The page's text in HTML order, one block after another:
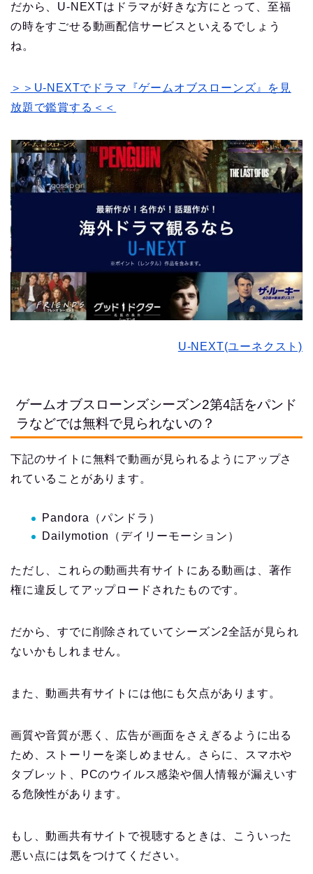
だから、U-NEXTはドラマが好きな方にとって、至福
の時をすごせる動画配信サービスといえるでしょう
ね。
＞＞U-NEXTでドラマ『ゲームオブスローンズ』を見
放題で鑑賞する＜＜
U-NEXT(ユーネクスト)
ゲームオブスローンズシーズン2第4話をパンド
ラなどでは無料で見られないの？
下記のサイトに無料で動画が見られるようにアップさ
れていることがあります。
Pandora（パンドラ）
Dailymotion（デイリーモーション）
ただし、これらの動画共有サイトにある動画は、著作
権に違反してアップロードされたものです。
だから、すでに削除されていてシーズン2全話が見られ
ないかもしれません。
また、動画共有サイトには他にも欠点があります。
画質や音質が悪く、広告が画面をさえぎるように出る
ため、ストーリーを楽しめません。さらに、スマホや
タブレット、PCのウイルス感染や個人情報が漏えいす
る危険性があります。
もし、動画共有サイトで視聴するときは、こういった
悪い点には気をつけてください。